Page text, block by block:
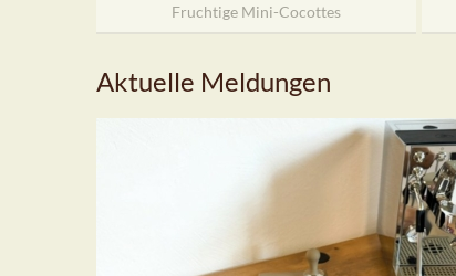
Fruchtige Mini-Cocottes
Aktuelle Meldungen